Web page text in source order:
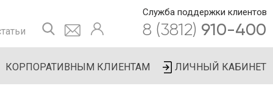
Служба поддержки клиентов
8 (3812) 910-400
КОРПОРАТИВНЫМ КЛИЕНТАМ ЛИЧНЫЙ КАБИНЕТ